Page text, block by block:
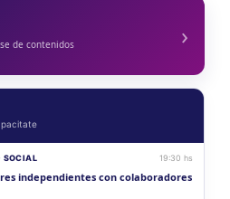
de contenidos ›
SOCIAL 19:30 hs
independientes con colaboradores